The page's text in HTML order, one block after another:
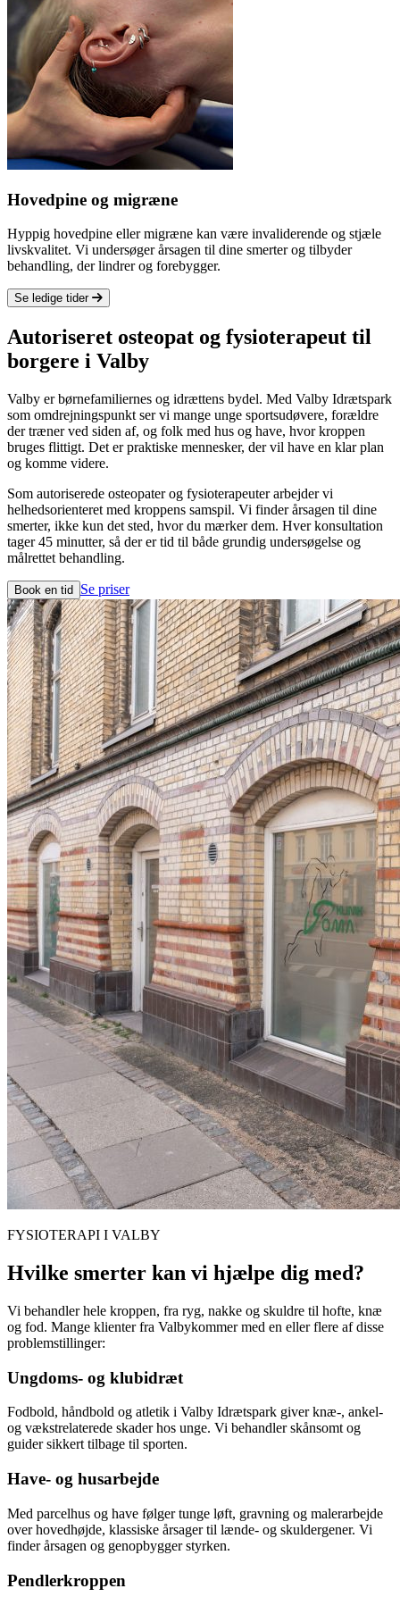
Hovedpine og migræne
Hyppig hovedpine eller migræne kan være invaliderende og stjæle
livskvalitet. Vi undersøger årsagen til dine smerter og tilbyder
behandling, der lindrer og forebygger.
Se ledige tider
Autoriseret osteopat og fysioterapeut til
borgere i Valby
Valby er børnefamiliernes og idrættens bydel. Med Valby Idrætspark
som omdrejningspunkt ser vi mange unge sportsudøvere, forældre
der træner ved siden af, og folk med hus og have, hvor kroppen
bruges flittigt. Det er praktiske mennesker, der vil have en klar plan
og komme videre.
Som autoriserede osteopater og fysioterapeuter arbejder vi
helhedsorienteret med kroppens samspil. Vi finder årsagen til dine
smerter, ikke kun det sted, hvor du mærker dem. Hver konsultation
tager 45 minutter, så der er tid til både grundig undersøgelse og
målrettet behandling.
Book en tid Se priser
FYSIOTERAPI I VALBY
Hvilke smerter kan vi hjælpe dig med?
Vi behandler hele kroppen, fra ryg, nakke og skuldre til hofte, knæ
og fod. Mange klienter fra Valbykommer med en eller flere af disse
problemstillinger:
Ungdoms- og klubidræt
Fodbold, håndbold og atletik i Valby Idrætspark giver knæ-, ankel-
og vækstrelaterede skader hos unge. Vi behandler skånsomt og
guider sikkert tilbage til sporten.
Have- og husarbejde
Med parcelhus og have følger tunge løft, gravning og malerarbejde
over hovedhøjde, klassiske årsager til lænde- og skuldergener. Vi
finder årsagen og genopbygger styrken.
Pendlerkroppen